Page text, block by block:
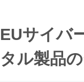
EUサイバ
タル製品